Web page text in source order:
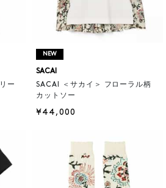
ー
NEW
SACAI
SACAI ＜サカイ＞ フローラル柄
カットソー
¥44,000